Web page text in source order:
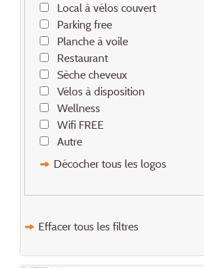
Local à vélos couvert
Parking free
Planche à voile
Restaurant
Sèche cheveux
Vélos à disposition
Wellness
Wifi FREE
Autre
Décocher tous les logos
Effacer tous les filtres